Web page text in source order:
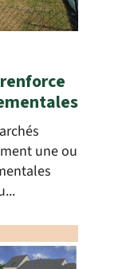
une ou